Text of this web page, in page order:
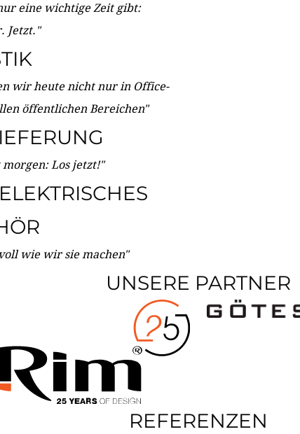
eine wichtige Zeit gibt:
Jetzt."
wir heute nicht nur in Office-
öffentlichen Bereichen"
morgen: Los jetzt!"
wie wir sie machen"
UNSERE PARTNER
REFERENZEN